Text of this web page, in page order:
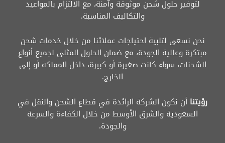
لتوفير حلول شحن موثوقة وآمنة، مع الالتزام بالمواعيد
والتكاليف المناسبة.
نحن نسعى لتلبية احتياجات عملائنا من خلال خدمات شحن
مبتكرة وعالية الجودة، مع ضمان الحلول المثلى لجميع أنواع
الشحنات، سواء كانت صغيرة أو كبيرة، داخل المملكة أو إلى
الخارج.
رؤيتنا أن نكون الشركة الرائدة في قطاع الشحن والنقل في
السعودية والشرق الأوسط من خلال الكفاءة والسرعة
والجودة.